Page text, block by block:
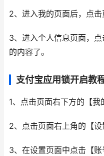
2、进入我的页面后，点击
3、进入个人信息页面，
的内容了。
支付宝应用锁开启教
1、点击页面右下方的【我
2、点击页面右上角的【设
3、在设置页面中点击【账